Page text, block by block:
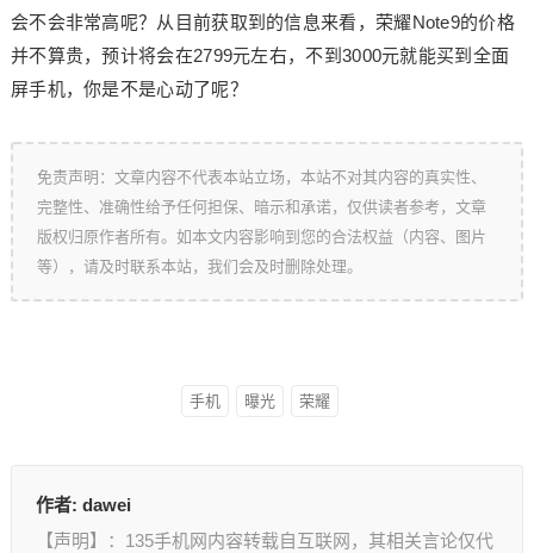
会不会非常高呢？从目前获取到的信息来看，荣耀Note9的价格
并不算贵，预计将会在2799元左右，不到3000元就能买到全面
屏手机，你是不是心动了呢？
免责声明：文章内容不代表本站立场，本站不对其内容的真实性、
完整性、准确性给予任何担保、暗示和承诺，仅供读者参考，文章
版权归原作者所有。如本文内容影响到您的合法权益（内容、图片
等），请及时联系本站，我们会及时删除处理。
手机 曝光 荣耀
作者: dawei
【声明】：135手机网内容转载自互联网，其相关言论仅代